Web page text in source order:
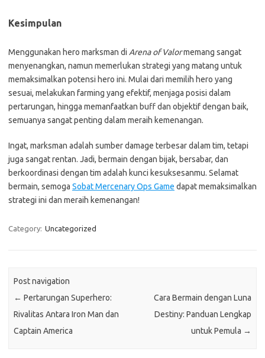
Kesimpulan
Menggunakan hero marksman di Arena of Valormemang sangat
menyenangkan, namun memerlukan strategi yang matang untuk
memaksimalkan potensi hero ini. Mulai dari memilih hero yang
sesuai, melakukan farming yang efektif, menjaga posisi dalam
pertarungan, hingga memanfaatkan buff dan objektif dengan baik,
semuanya sangat penting dalam meraih kemenangan.
Ingat, marksman adalah sumber damage terbesar dalam tim, tetapi
juga sangat rentan. Jadi, bermain dengan bijak, bersabar, dan
berkoordinasi dengan tim adalah kunci kesuksesanmu. Selamat
bermain, semoga Sobat Mercenary Ops Game dapat memaksimalkan
strategi ini dan meraih kemenangan!
Category: Uncategorized
Post navigation
← Pertarungan Superhero:
Rivalitas Antara Iron Man dan
Captain America
Cara Bermain dengan Luna
Destiny: Panduan Lengkap
untuk Pemula →